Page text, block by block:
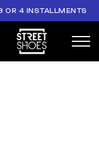
4 INSTALLMENTS